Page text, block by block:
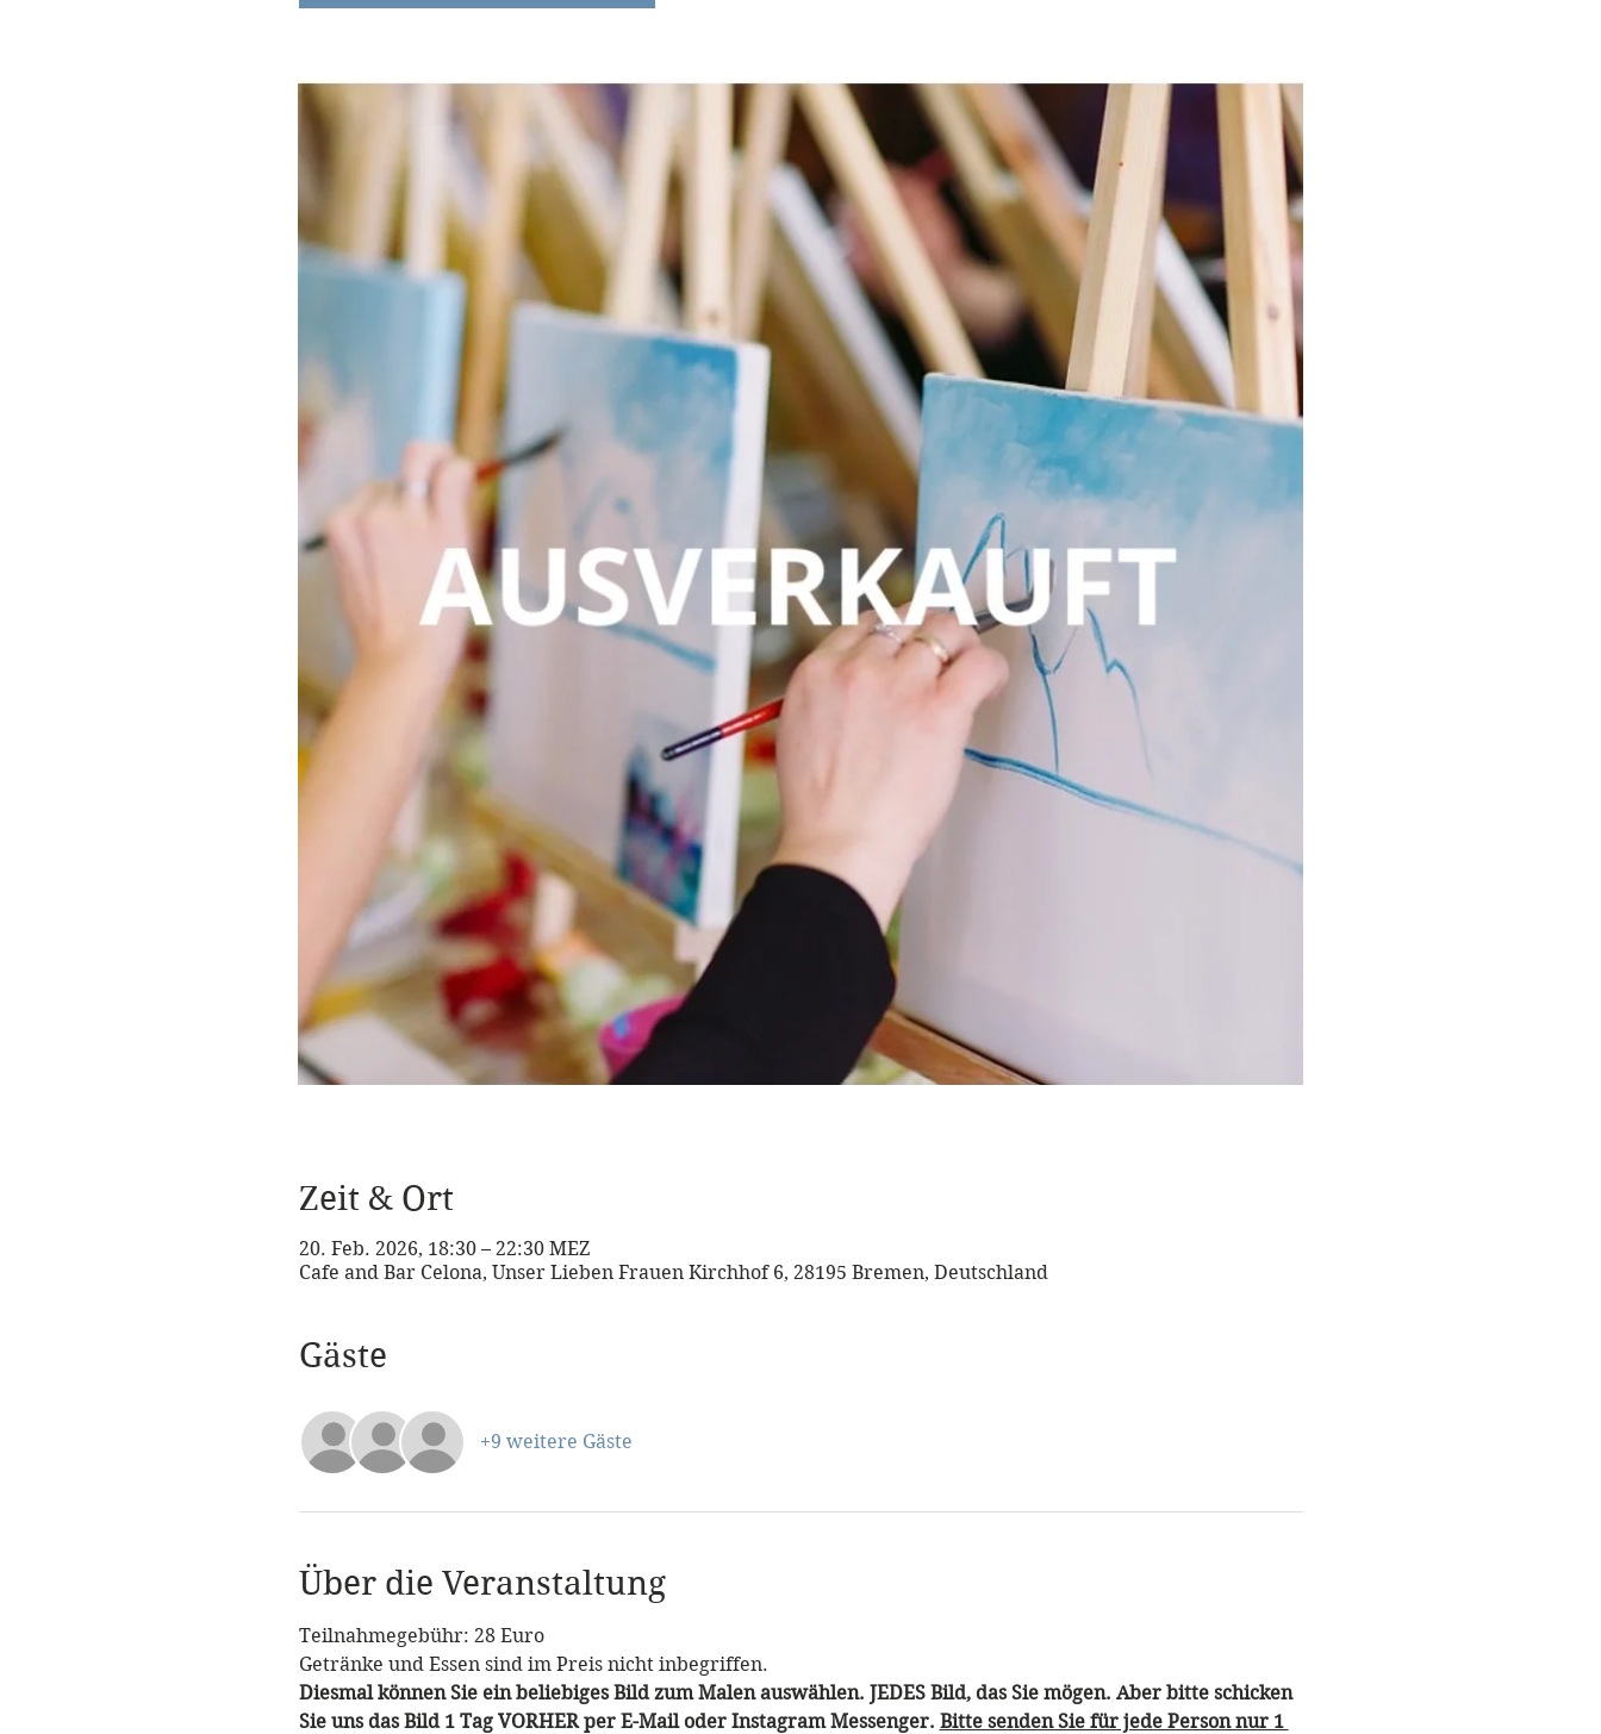
Zeit & Ort
20. Feb. 2026, 18:30 – 22:30 MEZ
Cafe and Bar Celona, Unser Lieben Frauen Kirchhof 6, 28195 Bremen, Deutschland
Gäste
+9 weitere Gäste
Über die Veranstaltung
Teilnahmegebühr: 28 Euro
Getränke und Essen sind im Preis nicht inbegriffen.
Diesmal können Sie ein beliebiges Bild zum Malen auswählen. JEDES Bild, das Sie mögen. Aber bitte schicken
Sie uns das Bild 1 Tag VORHER per E-Mail oder Instagram Messenger. Bitte senden Sie für jede Person nur 1